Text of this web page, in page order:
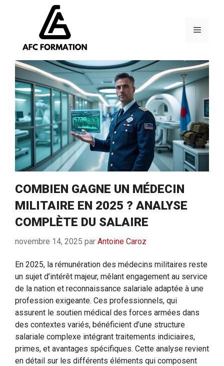
Menu
COMBIEN GAGNE UN MÉDECIN
MILITAIRE EN 2025 ? ANALYSE
COMPLÈTE DU SALAIRE
novembre 14, 2025 par Antoine Caroz
En 2025, la rémunération des médecins militaires reste
un sujet d’intérêt majeur, mêlant engagement au service
de la nation et reconnaissance salariale adaptée à une
profession exigeante. Ces professionnels, qui
assurent le soutien médical des forces armées dans
des contextes variés, bénéficient d’une structure
salariale complexe intégrant traitements indiciaires,
primes, et avantages spécifiques. Cette analyse revient
en détail sur les différents éléments qui composent